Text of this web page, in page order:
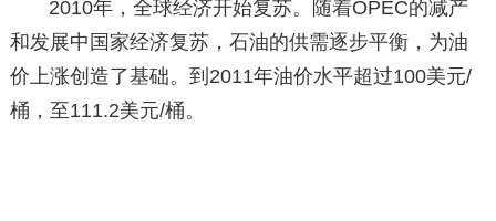
2010年，全球经济开始复苏。随着OPEC的减产
和发展中国家经济复苏，石油的供需逐步平衡，为油
价上涨创造了基础。到2011年油价水平超过100美元/
桶，至111.2美元/桶。